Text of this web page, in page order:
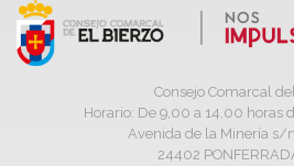
Consejo Comarcal
Horario: De 9,00 a 14,00 horas
Avenida de la Minería s/
24402